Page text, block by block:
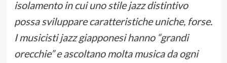
isolamento in cui uno stile jazz distintivo
possa sviluppare caratteristiche uniche, forse.
I musicisti jazz giapponesi hanno “grandi
orecchie” e ascoltano molta musica da ogni